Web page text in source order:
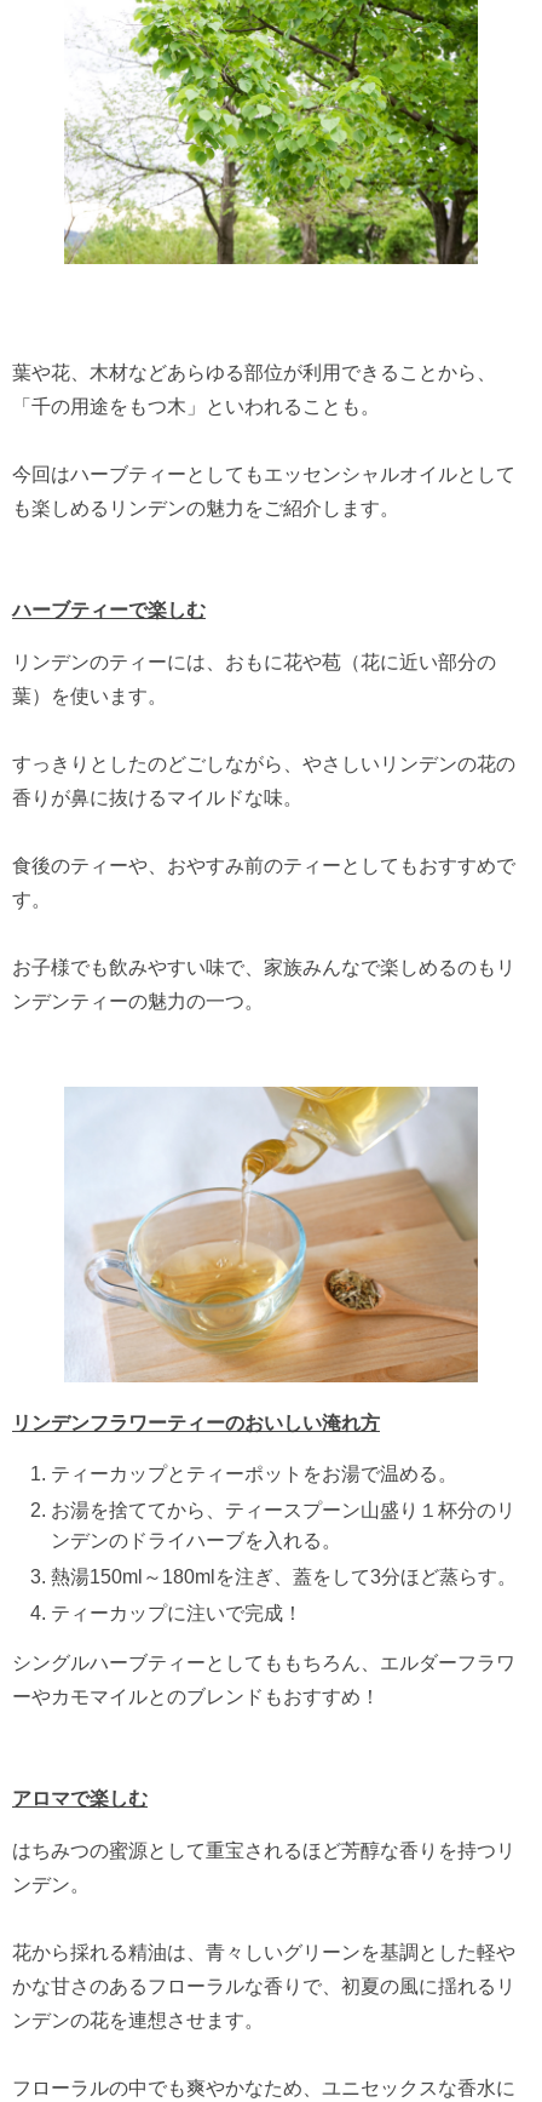
葉や花、木材などあらゆる部位が利用できることから、
「千の用途をもつ木」といわれることも。
今回はハーブティーとしてもエッセンシャルオイルとして
も楽しめるリンデンの魅力をご紹介します。
ハーブティーで楽しむ
リンデンのティーには、おもに花や苞（花に近い部分の
葉）を使います。
すっきりとしたのどごしながら、やさしいリンデンの花の
香りが鼻に抜けるマイルドな味。
食後のティーや、おやすみ前のティーとしてもおすすめで
す。
お子様でも飲みやすい味で、家族みんなで楽しめるのもリ
ンデンティーの魅力の一つ。
リンデンフラワーティーのおいしい淹れ方
ティーカップとティーポットをお湯で温める。
お湯を捨ててから、ティースプーン山盛り１杯分のリ
ンデンのドライハーブを入れる。
熱湯150ml ～ 180ml を注ぎ、蓋をして3分ほど蒸らす。
ティーカップに注いで完成！
シングルハーブティーとしてももちろん、エルダーフラワ
ーやカモマイルとのブレンドもおすすめ！
アロマで楽しむ
はちみつの蜜源として重宝されるほど芳醇な香りを持つリ
ンデン。
花から採れる精油は、青々しいグリーンを基調とした軽や
かな甘さのあるフローラルな香りで、初夏の風に揺れるリ
ンデンの花を連想させます。
フローラルの中でも爽やかなため、ユニセックスな香水に